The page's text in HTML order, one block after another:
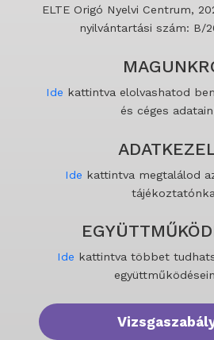
ELTE Origó Nyelvi Centrum,
nyilvántartási szám: B/
Ide kattintva elolvashatod
és céges
Ide kattintva megtalálod
Ide kattintva többet